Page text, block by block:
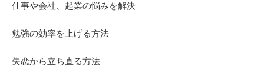
仕事や会社、起業の悩みを解決
勉強の効率を上げる方法
失恋から立ち直る方法